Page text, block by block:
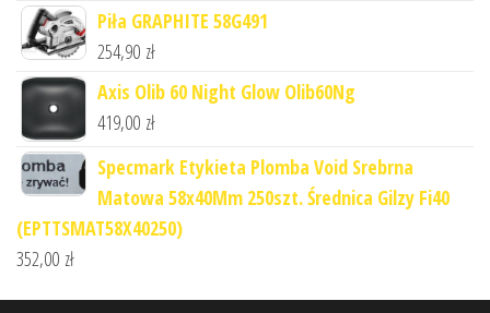
Piła GRAPHITE 58G491
254,90 zł
Axis Olib 60 Night Glow Olib60Ng
419,00 zł
Specmark Etykieta Plomba Void Srebrna
Matowa 58x40Mm 250szt. Średnica Gilzy Fi40
(EPTTSMAT58X40250)
352,00 zł